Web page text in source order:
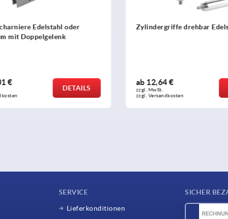
Zylindergriffe drehbar Edelstahl
12,64 €
zzgl. MwSt.
zzgl. Versandkosten
DETAILS
zzgl.
zzgl.
SERVICE
Lieferkonditionen
SICHER